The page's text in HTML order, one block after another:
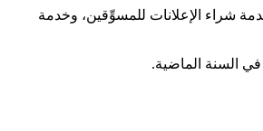
شراء الإعلانات للمسوِّقين، وخدمة